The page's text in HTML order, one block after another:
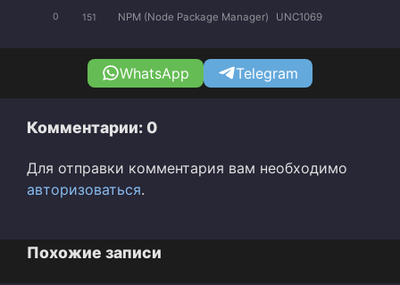
0 151 NPM (Node Package Manager) UNC1069
WhatsApp Telegram
Комментарии: 0
Для отправки комментария вам необходимо
авторизоваться.
Похожие записи